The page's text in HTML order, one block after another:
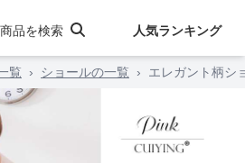
商品を検索 人気ランキング
覧 › ショールの一覧 › エレガント柄シ